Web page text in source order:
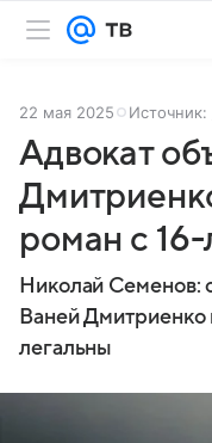
22 мая 2025 Источник:
Адвокат
роман с
Николай Семенов:
Ваней Дмитриенко
легальны